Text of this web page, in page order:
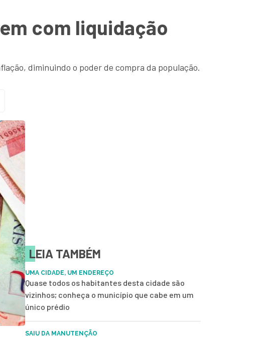
com liquidação
diminuindo o poder de compra da população.
LEIA TAMBÉM
UMA CIDADE, UM ENDEREÇO
Quase todos os habitantes desta cidade são
vizinhos; conheça o município que cabe em um
único prédio
SAIU DA MANUTENÇÃO